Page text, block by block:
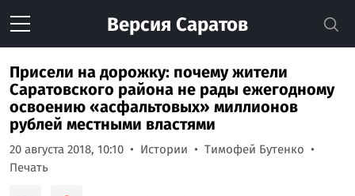
Версия Саратов
Присели на дорожку: почему жители
Саратовского района не рады ежегодному
освоению «асфальтовых» миллионов
рублей местными властями
20 августа 2018, 10:10 Истории
Тимофей Бутенко
Печать